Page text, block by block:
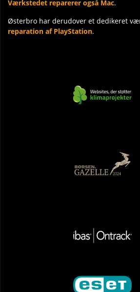
Værkstedet reparerer også Mac.
Østerbro har derudover et dedikeret
reparation af PlayStation.